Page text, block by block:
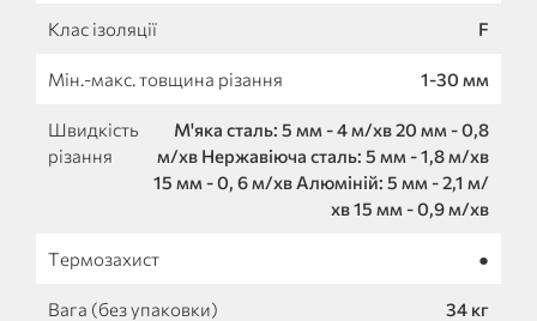
Клас ізоляції F
Мін.-макс. товщина різання 1-30 мм
Швидкість
різання
М'яка сталь: 5 мм - 4 м/хв 20 мм - 0,8
м/хв Нержавіюча сталь: 5 мм - 1,8 м/хв
15 мм - 0, 6 м/хв Алюміній: 5 мм - 2,1 м/
хв 15 мм - 0,9 м/хв
Термозахист ●
Вага (без упаковки) 34 кг